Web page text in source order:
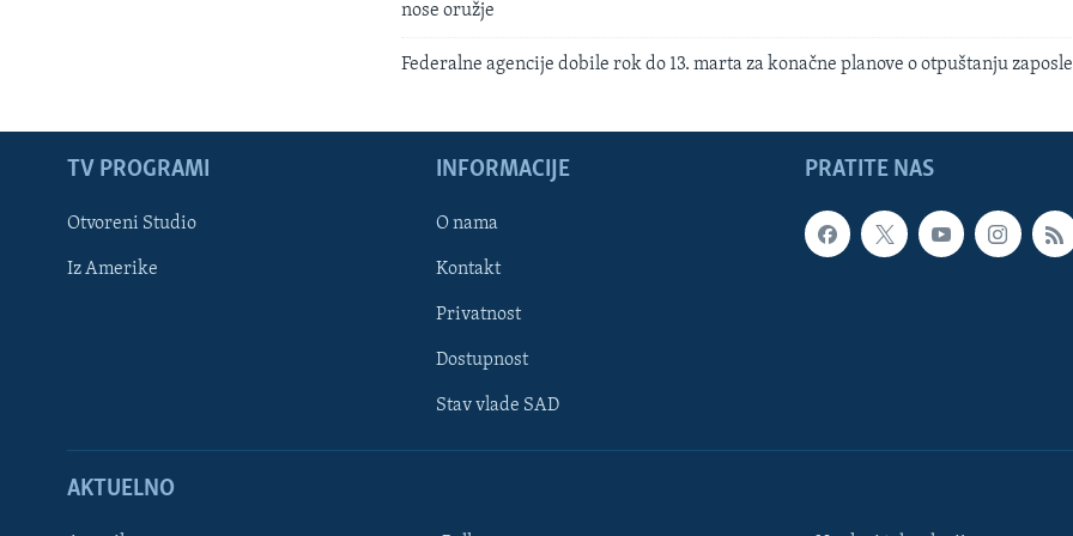
PRATITE NAS
nose oružje
Federalne agencije dobile rok do 13. marta za konačne planove o otpuštanju
PRATITE NAS
TV PROGRAMI
Otvoreni Studio
Iz Amerike
INFORMACIJE
O nama
Kontakt
Privatnost
Dostupnost
Stav vlade SAD
AKTUELNO